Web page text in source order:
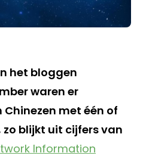
het bloggen
waren er
met één of
blijkt uit cijfers van
Information